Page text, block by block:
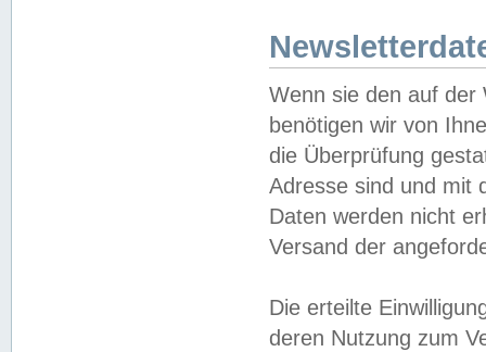
Wenn sie den auf der
benötigen wir von
die Überprüfung
Adresse sind und mit
Daten werden nicht
Versand der
Die erteilte
deren Nutzung zum